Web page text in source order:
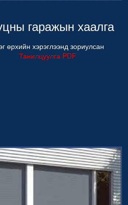
гаражын хаалга
өрхийн хэрэглээнд зориулсан
Танилцуулга PDF